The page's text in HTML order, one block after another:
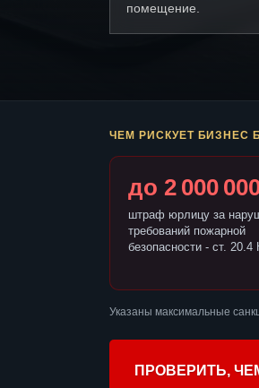
помещение.
ЧЕМ РИСКУЕТ БИЗНЕС
до 2 000
штраф юрлицу за
требований пожарной
безопасности - ст.
Указаны максимальные
ПРОВЕРИТЬ,